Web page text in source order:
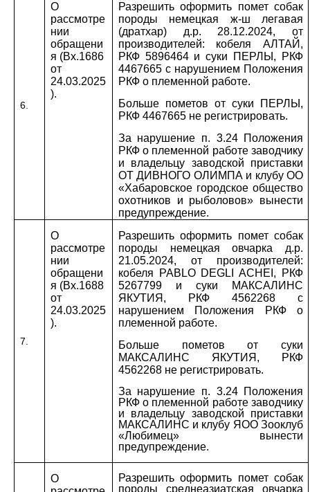
6.
О
рассмотре
нии
обращени
я (Вх.1686
от
24.03.2025
).
Разрешить оформить помет собак
породы немецкая ж-ш легавая
(дратхар) д.р. 28.12.2024, от
производителей: кобеля АЛТАЙ,
РКФ 5896464 и суки ПЕРЛЫ, РКФ
4467665 с нарушением Положения
РКФ о племенной работе.
Больше пометов от суки ПЕРЛЫ,
РКФ 4467665 не регистрировать.
За нарушение п. 3.24 Положения
РКФ о племенной работе заводчику
и владельцу заводской приставки
ОТ ДИВНОГО ОЛИМПА и клубу ОО
«Хабаровское городское общество
охотников и рыболовов» вынести
предупреждение.
7.
О
рассмотре
нии
обращени
я (Вх.1688
от
24.03.2025
).
Разрешить оформить помет собак
породы немецкая овчарка д.р.
21.05.2024, от производителей:
кобеля PABLO DEGLI ACHEI, РКФ
5267799 и суки МАКСАЛИНС
ЯКУТИЯ, РКФ 4562268 с
нарушением Положения РКФ о
племенной работе.
Больше пометов от суки
МАКСАЛИНС ЯКУТИЯ, РКФ
4562268 не регистрировать.
За нарушение п. 3.24 Положения
РКФ о племенной работе заводчику
и владельцу заводской приставки
МАКСАЛИНС и клубу ЯОО Зооклуб
«Любимец» вынести
предупреждение.
О
Разрешить оформить помет собак
породы среднеазиатская овчарка